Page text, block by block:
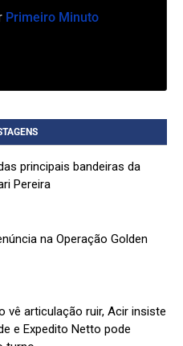
Primeiro Minuto
principais bandeiras da
Pereira
na Operação Golden
vê articulação ruir, Acir insiste
e Expedito Netto pode